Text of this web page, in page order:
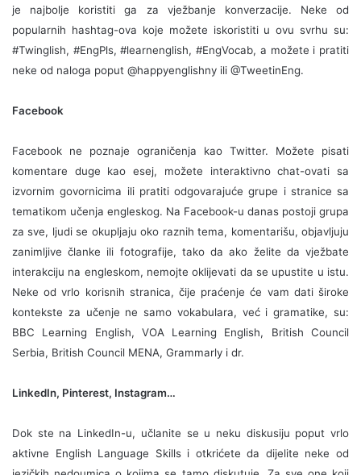
je najbolje koristiti ga za vježbanje konverzacije. Neke od
popularnih hashtag-ova koje možete iskoristiti u ovu svrhu su:
#Twinglish, #EngPls, #learnenglish, #EngVocab, a možete i pratiti
neke od naloga poput @happyenglishny ili @TweetinEng.
Facebook
Facebook ne poznaje ograničenja kao Twitter. Možete pisati
komentare duge kao esej, možete interaktivno chat-ovati sa
izvornim govornicima ili pratiti odgovarajuće grupe i stranice sa
tematikom učenja engleskog. Na Facebook-u danas postoji grupa
za sve, ljudi se okupljaju oko raznih tema, komentarišu, objavljuju
zanimljive članke ili fotografije, tako da ako želite da vježbate
interakciju na engleskom, nemojte oklijevati da se upustite u istu.
Neke od vrlo korisnih stranica, čije praćenje će vam dati široke
kontekste za učenje ne samo vokabulara, već i gramatike, su:
BBC Learning English, VOA Learning English, British Council
Serbia, British Council MENA, Grammarly i dr.
LinkedIn, Pinterest, Instagram…
Dok ste na LinkedIn-u, učlanite se u neku diskusiju poput vrlo
aktivne English Language Skills i otkrićete da dijelite neke od